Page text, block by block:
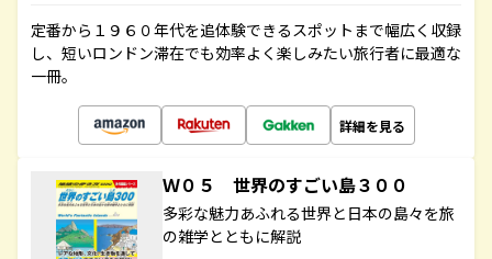
定番から１９６０年代を追体験できるスポットまで幅広く収録
し、短いロンドン滞在でも効率よく楽しみたい旅行者に最適な
一冊。
詳細を見る
Ｗ０５ 世界のすごい島３００
多彩な魅力あふれる世界と日本の島々を旅
の雑学とともに解説